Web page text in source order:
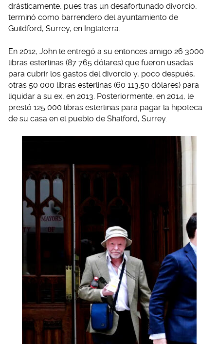
drásticamente, pues tras un desafortunado divorcio,
terminó como barrendero del ayuntamiento de
Guildford, Surrey, en Inglaterra.
En 2012, John le entregó a su entonces amigo 26 3000
libras esterlinas (87 765 dólares) que fueron usadas
para cubrir los gastos del divorcio y, poco después,
otras 50 000 libras esterlinas (60 113.50 dólares) para
liquidar a su ex, en 2013. Posteriormente, en 2014, le
prestó 125 000 libras esterlinas para pagar la hipoteca
de su casa en el pueblo de Shalford, Surrey.